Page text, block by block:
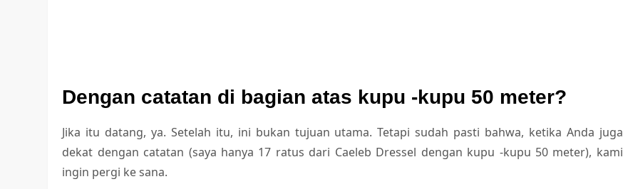
Dengan catatan di bagian atas kupu -kupu 50 meter?
Jika itu datang, ya. Setelah itu, ini bukan tujuan utama. Tetapi sudah pasti bahwa, ketika Anda juga
dekat dengan catatan (saya hanya 17 ratus dari Caeleb Dressel dengan kupu -kupu 50 meter), kami
ingin pergi ke sana.